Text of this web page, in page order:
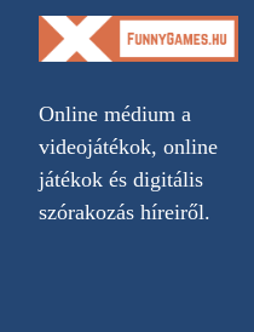
Online médium a
videojátékok, online
játékok és digitális
szórakozás híreiről.